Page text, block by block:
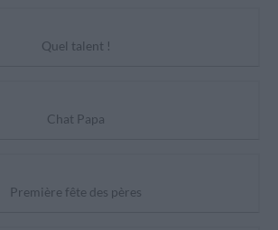
Quel talent !
Chat Papa
Première fête des pères